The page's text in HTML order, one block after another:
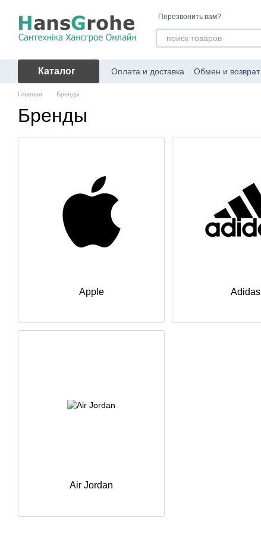
Перезвонить вам?
Каталог Оплата и доставка Обмен и возврат
Главная Бренды
Бренды
Apple Adidas
Air Jordan